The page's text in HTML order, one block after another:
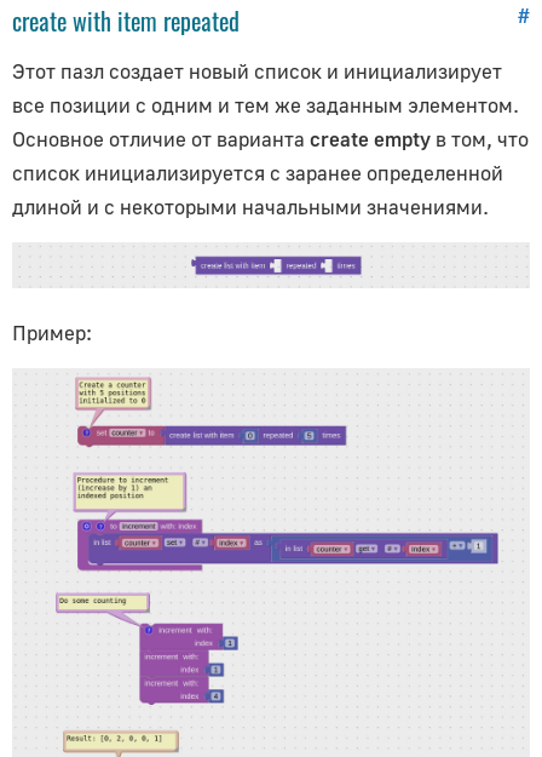
#
create with item repeated
Этот пазл создает новый список и инициализирует
все позиции с одним и тем же заданным элементом.
Основное отличие от варианта create empty в том, что
список инициализируется с заранее определенной
длиной и с некоторыми начальными значениями.
Пример: